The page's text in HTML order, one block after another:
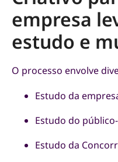
empresa
estudo e
O processo envolve
Estudo da
Estudo do
Estudo da